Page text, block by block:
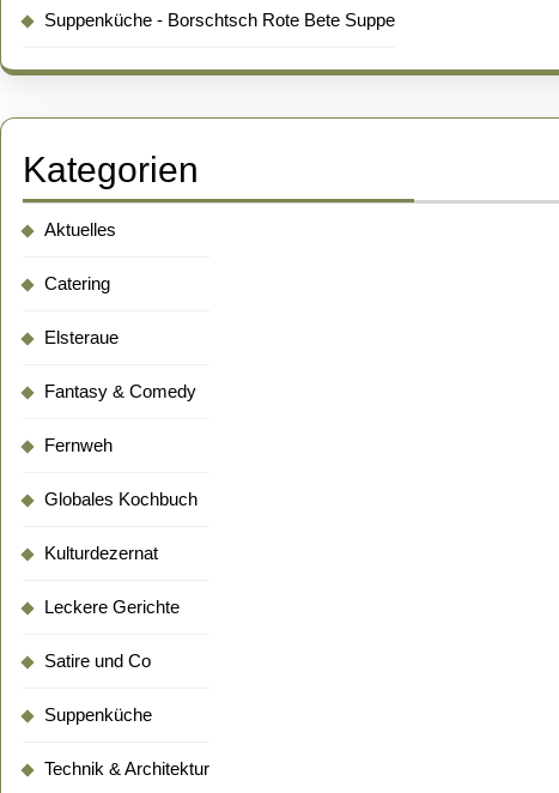
Suppenküche - Borschtsch Rote Bete Suppe
Kategorien
Aktuelles
Catering
Elsteraue
Fantasy & Comedy
Fernweh
Globales Kochbuch
Kulturdezernat
Leckere Gerichte
Satire und Co
Suppenküche
Technik & Architektur